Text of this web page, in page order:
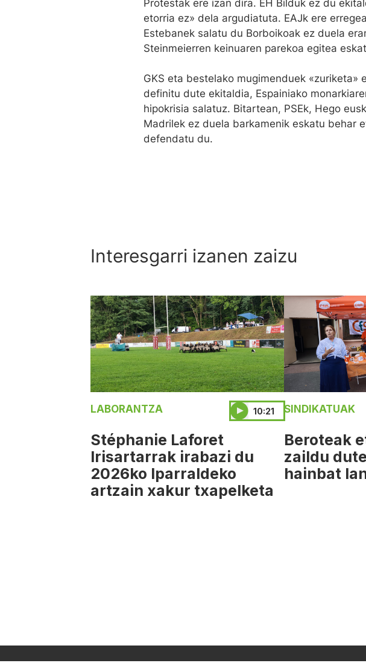
Protestak ere izan dira. EH Bilduk ez du
etorria ez» dela argudiatuta. EAJk ere
Estebanek salatu du Borboikoak ez duela
Steinmeierren keinuaren parekoa egitea
GKS eta bestelako mugimenduek «zuriketa»
definitu dute ekitaldia, Espainiako
hipokrisia salatuz. Bitartean, PSEk, Hego
Madrilek ez duela barkamenik eskatu behar
defendatu du.
Interesgarri izanen zaizu
LABORANTZA 10:21
Stéphanie Laforet
Irisartarrak irabazi du
2026ko Iparraldeko
artzain xakur txapelketa
SINDIKATUAK
Beroteak
zaildu
hainbat